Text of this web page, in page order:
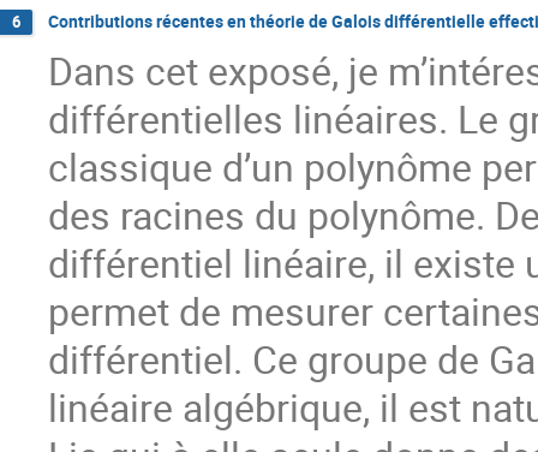
6 Contributions récentes en théorie de Galois différentielle
Dans cet exposé, je
différentielles linéaires. Le
classique d’un polynôme
des racines du polynôme.
différentiel linéaire, il existe
permet de mesurer
différentiel. Ce groupe de
linéaire algébrique, il est